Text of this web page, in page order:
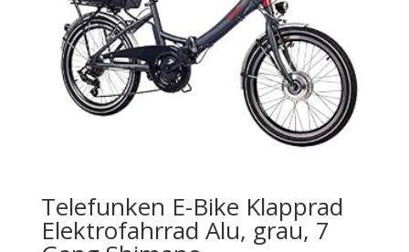
Telefunken E-Bike Klapprad
Elektrofahrrad Alu, grau, 7